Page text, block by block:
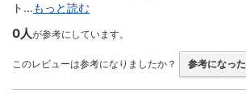
ト...もっと読む
0人が参考にしています。
このレビューは参考になりましたか？ 参考になった